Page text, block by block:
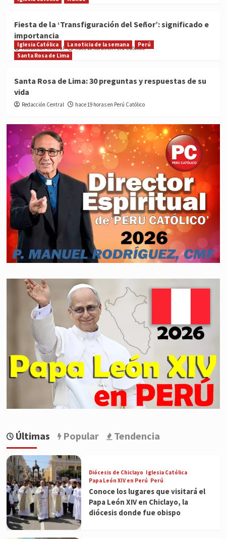
Fiesta de la ‘Transfiguración del Señor’: significado e
importancia
Redacción Central hace 18 horas en Perú Católico
Iglesia Católica La noticia de la semana
Perú
Santa Rosa de Lima
Santa Rosa de Lima: 30 preguntas y respuestas de su
vida
Redacción Central hace 19 horas en Perú Católico
Últimas Popular Tendencia
Diócesis de Chiclayo Iglesia Católica
Papa León XIV en Perú Perú
Conoce los lugares que visitará el
Papa León XIV en Chiclayo, la
diócesis donde fue obispo